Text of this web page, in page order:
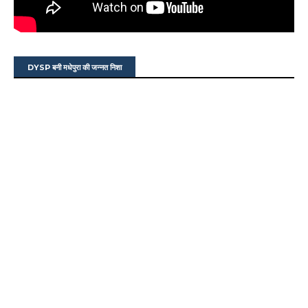
DYSP बनी मधेपुरा की जन्नत निशा